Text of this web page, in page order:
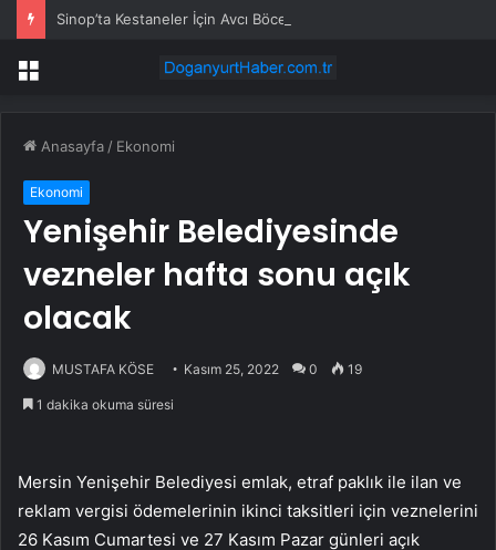
Sinop’ta Kestaneler İçin Avcı Böcek Salımı
Menü
Anasayfa / Ekonomi
Ekonomi
Yenişehir Belediyesinde
vezneler hafta sonu açık
olacak
MUSTAFA KÖSE Kasım 25, 2022 0 19
1 dakika okuma süresi
Mersin Yenişehir Belediyesi emlak, etraf paklık ile ilan ve
reklam vergisi ödemelerinin ikinci taksitleri için veznelerini
26 Kasım Cumartesi ve 27 Kasım Pazar günleri açık